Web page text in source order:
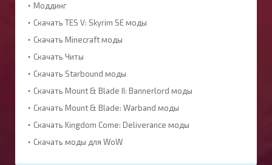
Моддинг
Скачать TES V: Skyrim SE моды
Скачать Minecraft моды
Скачать Читы
Скачать Starbound моды
Скачать Mount & Blade II: Bannerlord моды
Скачать Mount & Blade: Warband моды
Скачать Kingdom Come: Deliverance моды
Скачать моды для WoW